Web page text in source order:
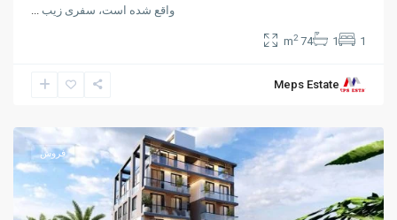
واقع شده است، سفری زیب ...
1
1
74 m
2
Meps EstateKarakum,
فروش